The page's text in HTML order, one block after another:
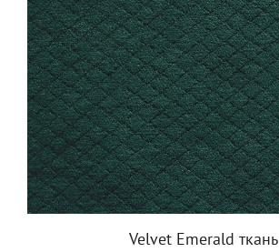
Velvet Emerald ткань